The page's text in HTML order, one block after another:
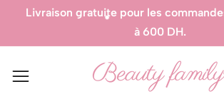
pour les commandes supérieures